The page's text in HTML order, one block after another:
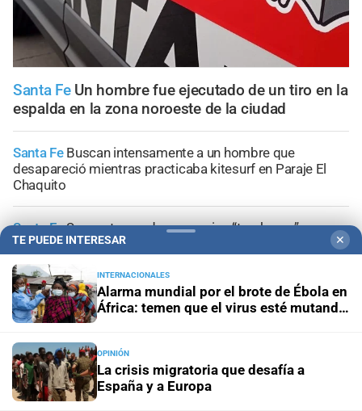
Santa Fe Un hombre fue ejecutado de un tiro en la
espalda en la zona noroeste de la ciudad
Santa Fe Buscan intensamente a un hombre que
desapareció mientras practicaba kitesurf en Paraje El
Chaquito
Santa FeSecuestraron dos precarias “tumberas” en
distintos operativos
Investigación en curso "No hubo violencia, tuve un brote":
Candela Arizaga amplió su declaración y desligó a
Facundo Moyano
Presuntos ladrones
La PDI detuvo a dos jóvenes por
hurtos reiterados en Santa Fe
TE PUEDE INTERESAR ✕
INTERNACIONALES
Alarma mundial por el brote de Ébola en
África: temen que el virus esté mutando
OPINIÓN
La crisis migratoria que desafía a
España y a Europa